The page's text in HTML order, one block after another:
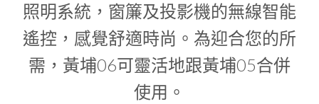
照明系統，窗簾及投影機的無線智能
遙控，感覺舒適時尚。為迎合您的所
需，黃埔06可靈活地跟黃埔05合併
使用。